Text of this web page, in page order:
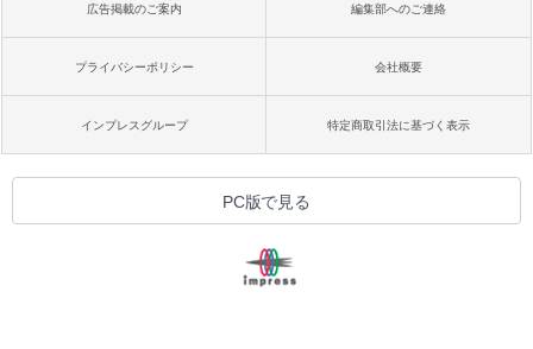
広告掲載のご案内 編集部へのご連絡
プライバシーポリシー 会社概要
インプレスグループ 特定商取引法に基づく表示
PC版で見る